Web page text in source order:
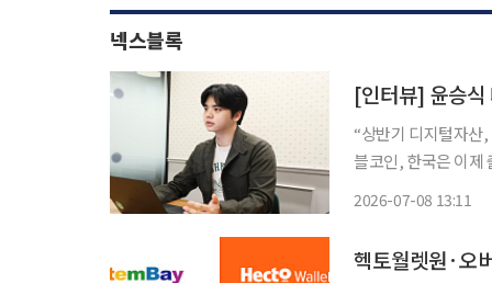
넥스블록
“상반기 디지털자산
블코인, 한국은 이제
2026-07-08 13:11